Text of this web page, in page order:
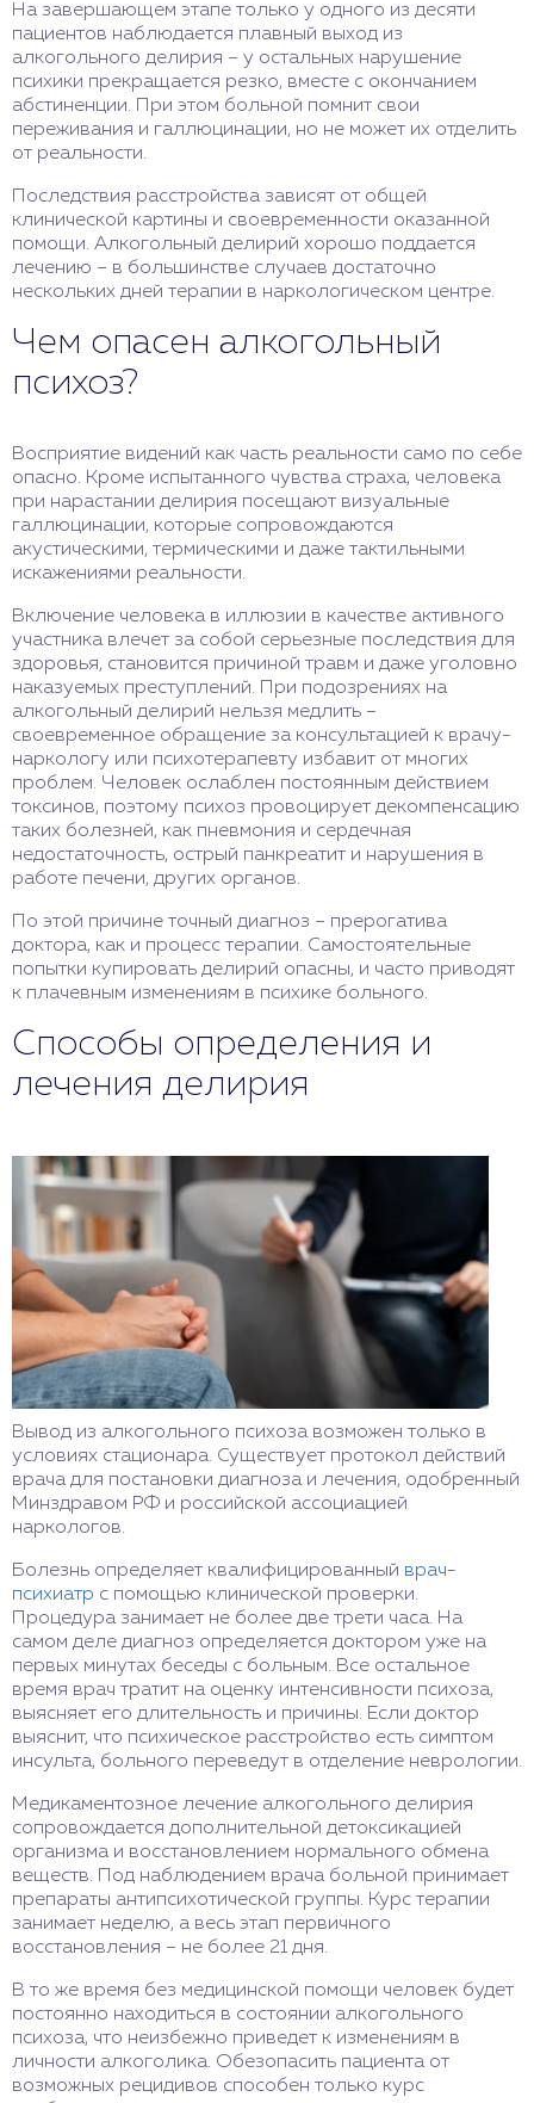
На завершающем этапе только у одного из десяти
пациентов наблюдается плавный выход из
алкогольного делирия – у остальных нарушение
психики прекращается резко, вместе с окончанием
абстиненции. При этом больной помнит свои
переживания и галлюцинации, но не может их отделить
от реальности.
Последствия расстройства зависят от общей
клинической картины и своевременности оказанной
помощи. Алкогольный делирий хорошо поддается
лечению – в большинстве случаев достаточно
нескольких дней терапии в наркологическом центре.
Чем опасен алкогольный
психоз?
Восприятие видений как часть реальности само по себе
опасно. Кроме испытанного чувства страха, человека
при нарастании делирия посещают визуальные
галлюцинации, которые сопровождаются
акустическими, термическими и даже тактильными
искажениями реальности.
Включение человека в иллюзии в качестве активного
участника влечет за собой серьезные последствия для
здоровья, становится причиной травм и даже уголовно
наказуемых преступлений. При подозрениях на
алкогольный делирий нельзя медлить –
своевременное обращение за консультацией к врачу-
наркологу или психотерапевту избавит от многих
проблем. Человек ослаблен постоянным действием
токсинов, поэтому психоз провоцирует декомпенсацию
таких болезней, как пневмония и сердечная
недостаточность, острый панкреатит и нарушения в
работе печени, других органов.
По этой причине точный диагноз – прерогатива
доктора, как и процесс терапии. Самостоятельные
попытки купировать делирий опасны, и часто приводят
к плачевным изменениям в психике больного.
Способы определения и
лечения делирия
Вывод из алкогольного психоза возможен только в
условиях стационара. Существует протокол действий
врача для постановки диагноза и лечения, одобренный
Минздравом РФ и российской ассоциацией
наркологов.
Болезнь определяет квалифицированный врач-
психиатр с помощью клинической проверки.
Процедура занимает не более две трети часа. На
самом деле диагноз определяется доктором уже на
первых минутах беседы с больным. Все остальное
время врач тратит на оценку интенсивности психоза,
выясняет его длительность и причины. Если доктор
выяснит, что психическое расстройство есть симптом
инсульта, больного переведут в отделение неврологии.
Медикаментозное лечение алкогольного делирия
сопровождается дополнительной детоксикацией
организма и восстановлением нормального обмена
веществ. Под наблюдением врача больной принимает
препараты антипсихотической группы. Курс терапии
занимает неделю, а весь этап первичного
восстановления – не более 21 дня.
В то же время без медицинской помощи человек будет
постоянно находиться в состоянии алкогольного
психоза, что неизбежно приведет к изменениям в
личности алкоголика. Обезопасить пациента от
возможных рецидивов способен только курс